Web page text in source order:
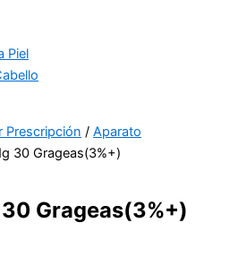
Piel
Prescripción / Aparato
30 Grageas(3%+)
Grageas(3%+)